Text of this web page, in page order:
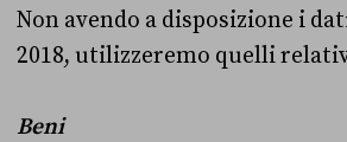
Non avendo a disposizione i
2018, utilizzeremo quelli
Beni